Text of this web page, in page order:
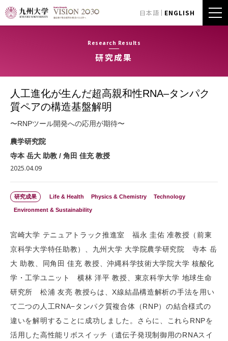
日本語 ENGLISH
Research Results
研究成果
人工進化が生んだ超高親和性RNA–タンパク
質ペアの構造基盤解明
〜RNPツール開発への応用が期待〜
農学研究院
寺本 岳大 助教 / 角田 佳充 教授
2025.04.09
研究成果 Life & Health Physics & Chemistry Technology
Environment & Sustainability
宮崎大学 テニュアトラック推進室 福永 圭佑 准教授（前東
京科学大学特任助教）、九州大学 大学院農学研究院 寺本 岳
大 助教、同角田 佳充 教授、沖縄科学技術大学院大学 核酸化
学・工学ユニット 横林 洋平 教授、東京科学大学 地球生命
研究所 松浦 友亮 教授らは、X線結晶構造解析の手法を用い
て二つの人工RNA−タンパク質複合体（RNP）の結合様式の
違いを解明することに成功しました。さらに、これらRNPを
活用した高性能リボスイッチ（遺伝子発現制御用のRNAスイ